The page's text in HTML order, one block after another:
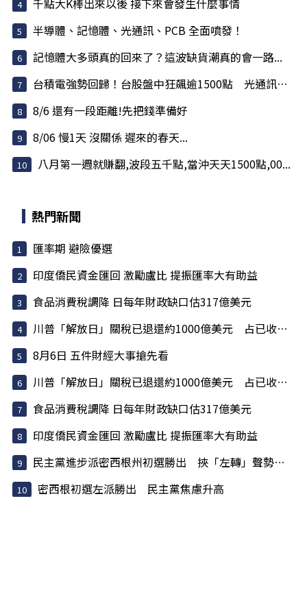
千點大K棒出來以後 接下來會發生什麼事情
半導體、記憶體、光通訊、PCB 全面噴發！
記憶體大多頭真的回來了？這波缺貨潮真的會一路...
台積電強勢回歸！台股盤中狂飆逾1500點 光通訊、...
8/6 還有一段距離!先把錢準備好
8/06 慢1天 沒關係 遲來的春天...
八月第一週就賺翻,波段五千點,當沖天天1500點,00...
熱門新聞
匯率期 避險優選
印度僑民資金匯回 激勵盧比 提振匯率大有助益
食品消費稅調降 日每年財政缺口估317億美元
川普「解放日」關稅已退還約1000億美元 占已收稅6成
8月6日 五件財經大事搶先看
川普「解放日」關稅已退還約1000億美元 占已收稅6成
食品消費稅調降 日每年財政缺口估317億美元
印度僑民資金匯回 激勵盧比 提振匯率大有助益
民主黨進步派密西根州初選勝出 挾「左轉」聲勢挑戰建制派
密西根初選左派勝出 民主黨焦慮升高